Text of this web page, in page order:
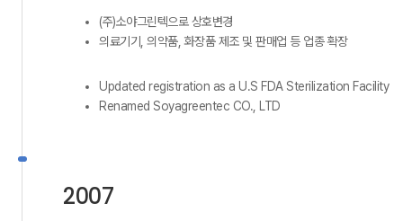
(주)소야그린텍으로 상호변경
의료기기, 의약품, 화장품 제조 및 판매업 등 업종 확장
Updated registration as a U.S FDA Sterilization Facility
Renamed Soyagreentec CO., LTD
2007